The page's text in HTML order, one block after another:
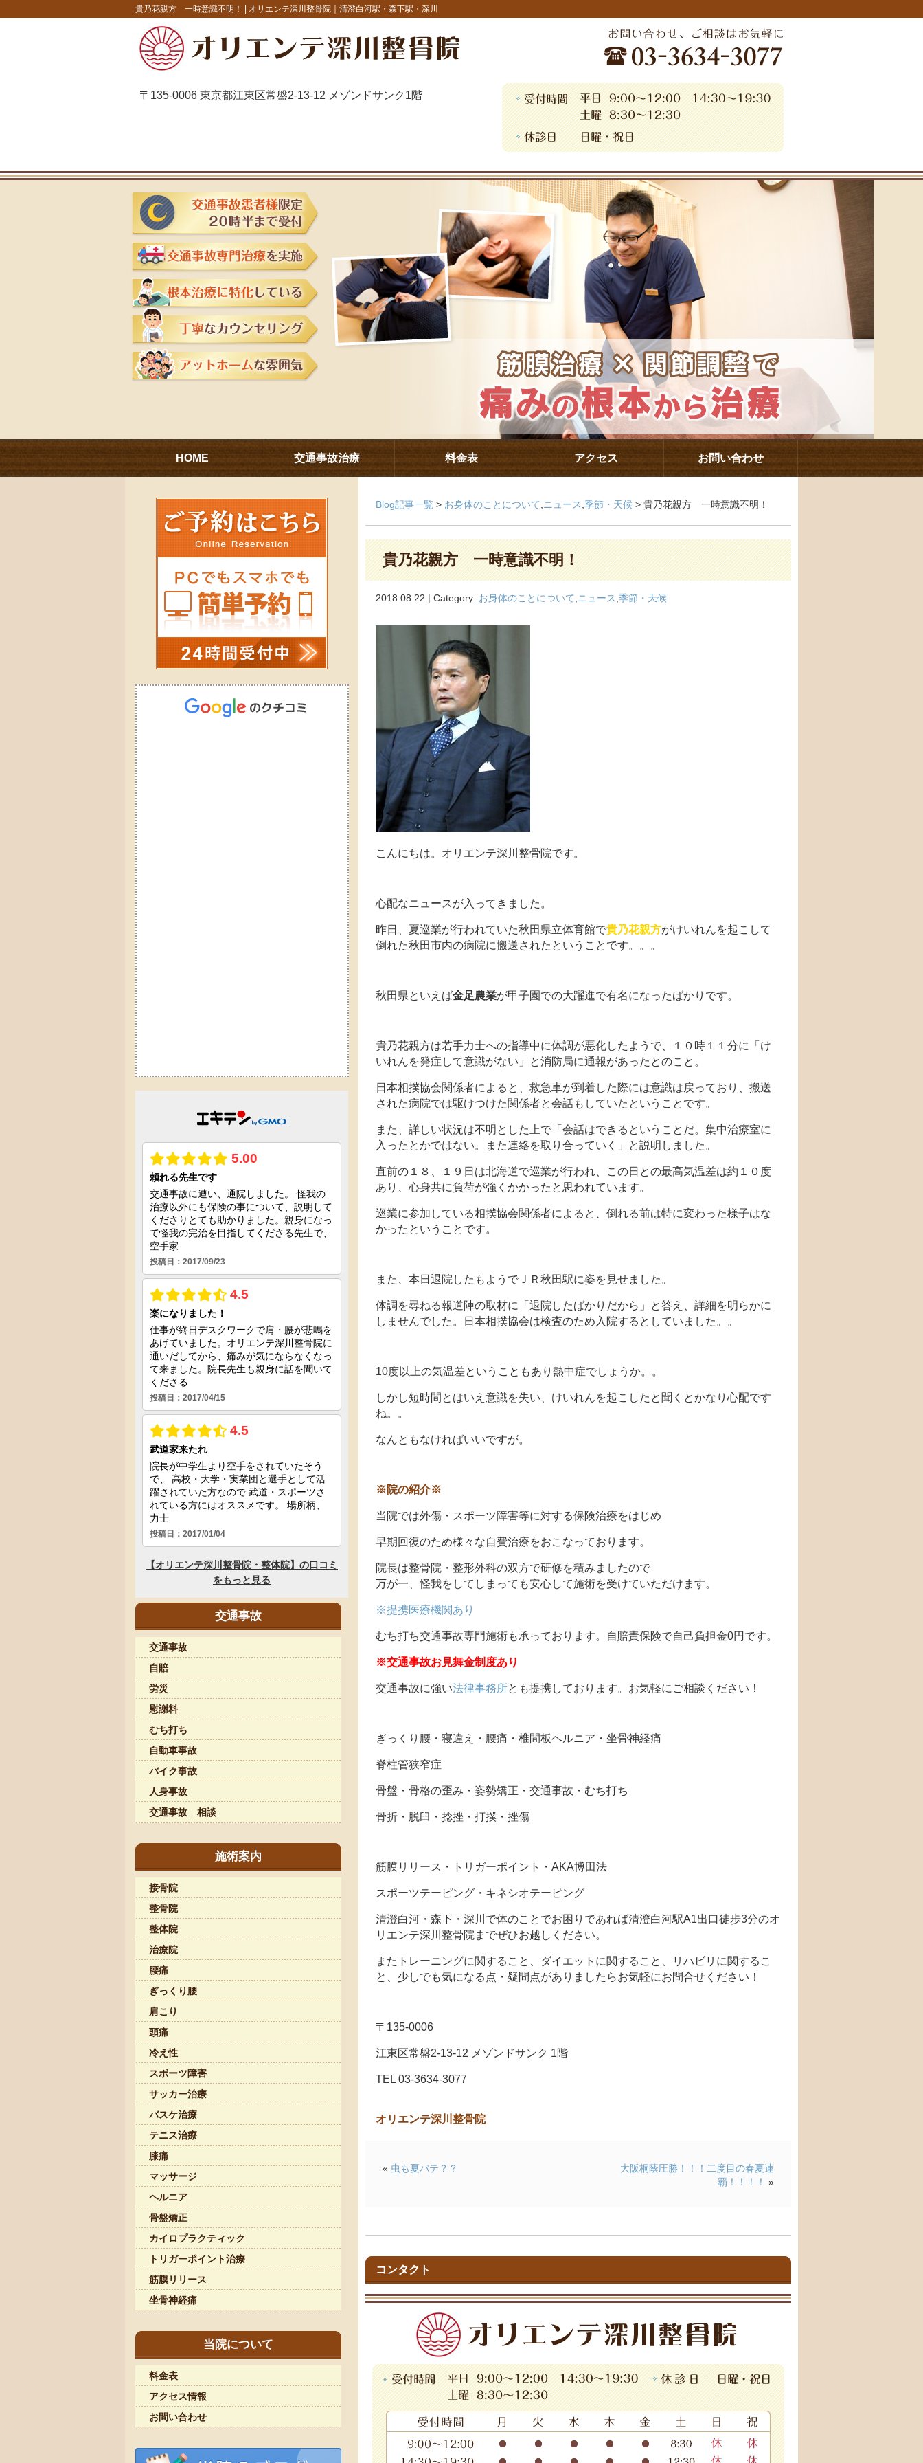
貴乃花親方 一時意識不明！ | オリエンテ深川整骨院｜清澄白河駅・森下駅・深川
〒135-0006 東京都江東区常盤2-13-12 メゾンドサンク1階
HOME 交通事故治療 料金表 アクセス お問い合わせ
Blog記事一覧 > お身体のことについて ニュース 季節・天候 > 貴乃花親方 一時意識不明！
貴乃花親方 一時意識不明！
2018.08.22 | Category: お身体のことについて ニュース 季節・天候
こんにちは。オリエンテ深川整骨院です。
心配なニュースが入ってきました。
昨日、夏巡業が行われていた秋田県立体育館で貴乃花親方がけいれんを起こして
倒れた秋田市内の病院に搬送されたということです。。。
秋田県といえば金足農業が甲子園での大躍進で有名になったばかりです。
貴乃花親方は若手力士への指導中に体調が悪化したようで、１０時１１分に「け
いれんを発症して意識がない」と消防局に通報があったとのこと。
日本相撲協会関係者によると、救急車が到着した際には意識は戻っており、搬送
された病院では駆けつけた関係者と会話もしていたということです。
また、詳しい状況は不明とした上で「会話はできるということだ。集中治療室に
入ったとかではない。また連絡を取り合っていく」と説明しました。
直前の１８、１９日は北海道で巡業が行われ、この日との最高気温差は約１０度
あり、心身共に負荷が強くかかったと思われています。
巡業に参加している相撲協会関係者によると、倒れる前は特に変わった様子はな
かったということです。
また、本日退院したもようでＪＲ秋田駅に姿を見せました。
体調を尋ねる報道陣の取材に「退院したばかりだから」と答え、詳細を明らかに
しませんでした。日本相撲協会は検査のため入院するとしていました。。
10度以上の気温差ということもあり熱中症でしょうか。。
しかし短時間とはいえ意識を失い、けいれんを起こしたと聞くとかなり心配です
ね。。
なんともなければいいですが。
※院の紹介※
当院では外傷・スポーツ障害等に対する保険治療をはじめ
早期回復のため様々な自費治療をおこなっております。
院長は整骨院・整形外科の双方で研修を積みましたので
万が一、怪我をしてしまっても安心して施術を受けていただけます。
※提携医療機関あり
むち打ち交通事故専門施術も承っております。自賠責保険で自己負担金0円です。
※交通事故お見舞金制度あり
交通事故に強い法律事務所とも提携しております。お気軽にご相談ください！
ぎっくり腰・寝違え・腰痛・椎間板ヘルニア・坐骨神経痛
脊柱管狭窄症
骨盤・骨格の歪み・姿勢矯正・交通事故・むち打ち
骨折・脱臼・捻挫・打撲・挫傷
筋膜リリース・トリガーポイント・AKA博田法
スポーツテーピング・キネシオテーピング
清澄白河・森下・深川で体のことでお困りであれば清澄白河駅A1出口徒歩3分のオ
リエンテ深川整骨院までぜひお越しください。
またトレーニングに関すること、ダイエットに関すること、リハビリに関するこ
と、少しでも気になる点・疑問点がありましたらお気軽にお問合せください！
〒135-0006
江東区常盤2-13-12 メゾンドサンク 1階
TEL 03-3634-3077
オリエンテ深川整骨院
大阪桐蔭圧勝！！！二度目の春夏連
覇！！！！
»
« 虫も夏バテ？？
コンタクト
交通事故
交通事故
自賠
労災
慰謝料
むち打ち
自動車事故
バイク事故
人身事故
交通事故 相談
施術案内
接骨院
整骨院
整体院
治療院
腰痛
ぎっくり腰
肩こり
頭痛
冷え性
スポーツ障害
サッカー治療
バスケ治療
テニス治療
膝痛
マッサージ
ヘルニア
骨盤矯正
カイロプラクティック
トリガーポイント治療
筋膜リリース
坐骨神経痛
当院について
料金表
アクセス情報
お問い合わせ